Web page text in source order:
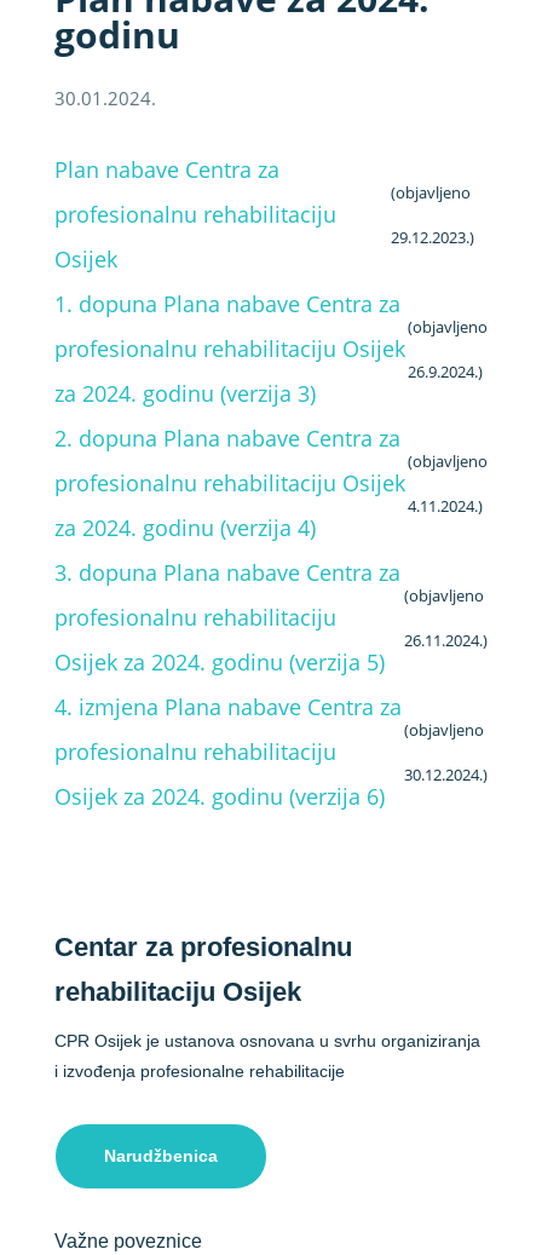
godinu
30.01.2024.
Plan nabave Centra za
profesionalnu rehabilitaciju
Osijek
(objavljeno
29.12.2023.)
1. dopuna Plana nabave Centra za
profesionalnu rehabilitaciju Osijek
za 2024. godinu (verzija 3)
(objavljeno
26.9.2024.)
2. dopuna Plana nabave Centra za
profesionalnu rehabilitaciju Osijek
za 2024. godinu (verzija 4)
(objavljeno
4.11.2024.)
3. dopuna Plana nabave Centra za
profesionalnu rehabilitaciju
Osijek za 2024. godinu (verzija 5)
(objavljeno
26.11.2024.)
4. izmjena Plana nabave Centra za
profesionalnu rehabilitaciju
Osijek za 2024. godinu (verzija 6)
(objavljeno
30.12.2024.)
Centar za profesionalnu
rehabilitaciju Osijek
CPR Osijek je ustanova osnovana u svrhu organiziranja
i izvođenja profesionalne rehabilitacije
Narudžbenica
Važne poveznice